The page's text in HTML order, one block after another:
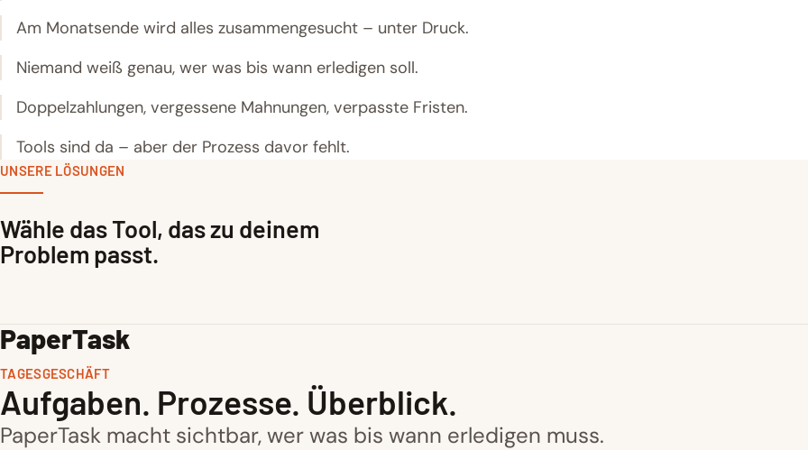
Am Monatsende wird alles zusammengesucht – unter Druck.
Niemand weiß genau, wer was bis wann erledigen soll.
Doppelzahlungen, vergessene Mahnungen, verpasste Fristen.
Tools sind da – aber der Prozess davor fehlt.
UNSERE LÖSUNGEN
Wähle das Tool, das zu deinem
Problem passt.
PaperTask
TAGESGESCHÄFT
Aufgaben. Prozesse. Überblick.
PaperTask macht sichtbar, wer was bis wann erledigen muss.